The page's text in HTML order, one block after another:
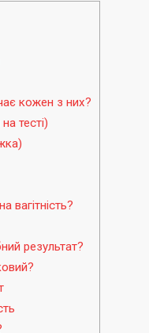
а
кожен з них?
тесті)
вагітність?
результат?